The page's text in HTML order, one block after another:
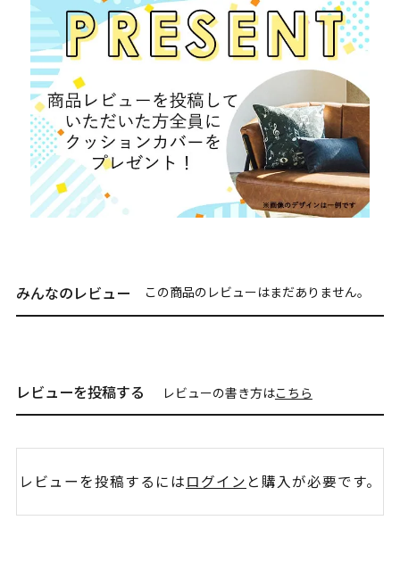
みんなのレビュー この商品のレビューはまだありません。
レビューを投稿する レビューの書き方はこちら
レビューを投稿するにはログイン と購入が必要です。